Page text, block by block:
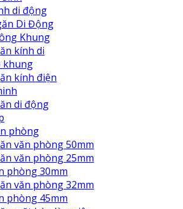
di động
Di Động
Khung
kính di
khung
kính điện
di động
phòng
văn phòng 50mm
văn phòng 25mm
phòng 30mm
văn phòng 32mm
phòng 45mm